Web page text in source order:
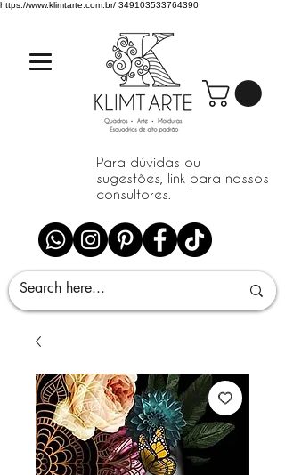
https://www.klimtarte.com.br/ 349103533764390
Para dúvidas ou
sugestões, link para nossos
consultores.